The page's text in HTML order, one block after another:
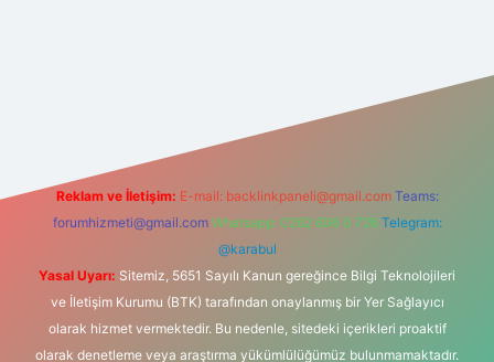
Reklam ve İletişim: E-mail: backlinkpaneli@gmail.com Teams:
forumhizmeti@gmail.com Whatsapp: 0262 606 0 726 Telegram:
@karabul
Yasal Uyarı: Sitemiz, 5651 Sayılı Kanun gereğince Bilgi Teknolojileri
ve İletişim Kurumu (BTK) tarafından onaylanmış bir Yer Sağlayıcı
olarak hizmet vermektedir. Bu nedenle, sitedeki içerikleri proaktif
olarak denetleme veya araştırma yükümlülüğümüz bulunmamaktadır.